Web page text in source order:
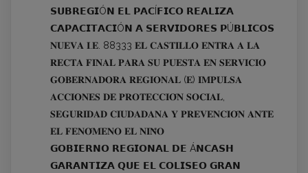
𝗦𝗨𝗕𝗥𝗘𝗚𝗜Ó𝗡 𝗘𝗟 𝗣𝗔𝗖Í𝗙𝗜𝗖𝗢 𝗥𝗘𝗔𝗟𝗜𝗭𝗔
𝗖𝗔𝗣𝗔𝗖𝗜𝗧𝗔𝗖𝗜Ó𝗡 𝗔 𝗦𝗘𝗥𝗩𝗜𝗗𝗢𝗥𝗘𝗦 𝗣Ú𝗕𝗟𝗜𝗖𝗢𝗦
𝐍𝐔𝐄𝐕𝐀 𝐈.𝐄. 88333 𝐄𝐋 𝐂𝐀𝐒𝐓𝐈𝐋𝐋𝐎 𝐄𝐍𝐓𝐑𝐀 𝐀 𝐋𝐀
𝐑𝐄𝐂𝐓𝐀 𝐅𝐈𝐍𝐀𝐋 𝐏𝐀𝐑𝐀 𝐒𝐔 𝐏𝐔𝐄𝐒𝐓𝐀 𝐄𝐍 𝐒𝐄𝐑𝐕𝐈𝐂𝐈𝐎
𝐆𝐎𝐁𝐄𝐑𝐍𝐀𝐃𝐎𝐑𝐀 𝐑𝐄𝐆𝐈𝐎𝐍𝐀𝐋 (𝐄) 𝐈𝐌𝐏𝐔𝐋𝐒𝐀
𝐀𝐂𝐂𝐈𝐎𝐍𝐄𝐒 𝐃𝐄 𝐏𝐑𝐎𝐓𝐄𝐂𝐂𝐈𝐎́𝐍 𝐒𝐎𝐂𝐈𝐀𝐋,
𝐒𝐄𝐆𝐔𝐑𝐈𝐃𝐀𝐃 𝐂𝐈𝐔𝐃𝐀𝐃𝐀𝐍𝐀 𝐘 𝐏𝐑𝐄𝐕𝐄𝐍𝐂𝐈𝐎́𝐍 𝐀𝐍𝐓𝐄
𝐄𝐋 𝐅𝐄𝐍𝐎́𝐌𝐄𝐍𝐎 𝐄𝐋 𝐍𝐈𝐍̃𝐎
𝗚𝗢𝗕𝗜𝗘𝗥𝗡𝗢 𝗥𝗘𝗚𝗜𝗢𝗡𝗔𝗟 𝗗𝗘 Á𝗡𝗖𝗔𝗦𝗛
𝗚𝗔𝗥𝗔𝗡𝗧𝗜𝗭𝗔 𝗤𝗨𝗘 𝗘𝗟 𝗖𝗢𝗟𝗜𝗦𝗘𝗢 𝗚𝗥𝗔𝗡